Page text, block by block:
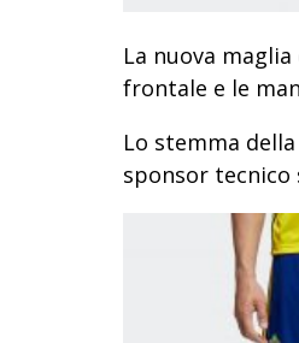
La nuova
frontale e le
Lo stemma della
sponsor